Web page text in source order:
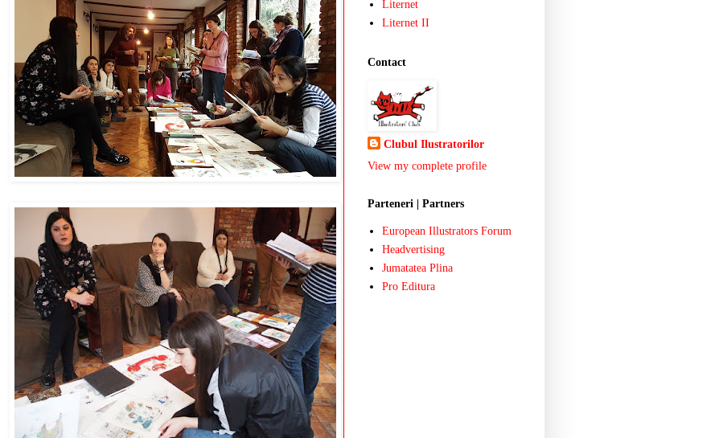
Liternet
Liternet II
Contact
Clubul Ilustratorilor
View my complete profile
Parteneri | Partners
European Illustrators Forum
Headvertising
Jumatatea Plina
Pro Editura